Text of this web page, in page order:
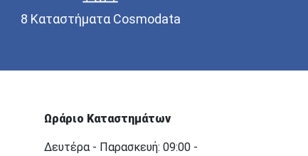
8 Καταστήματα Cosmodata
Ωράριο Καταστημάτων
Δευτέρα - Παρασκευή: 09:00 -